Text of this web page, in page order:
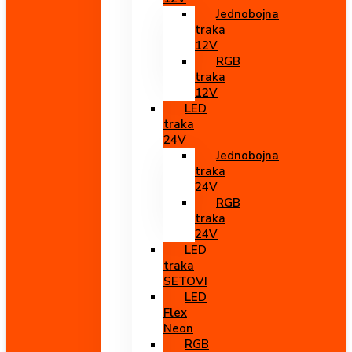
Jednobojna
traka
12V
RGB
traka
12V
LED
traka
24V
Jednobojna
traka
24V
RGB
traka
24V
LED
traka
SETOVI
LED
Flex
Neon
RGB